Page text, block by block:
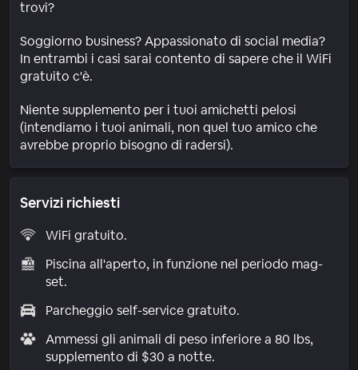
trovi?
Soggiorno business? Appassionato di social media?
In entrambi i casi sarai contento di sapere che il WiFi
gratuito c'è.
Niente supplemento per i tuoi amichetti pelosi
(intendiamo i tuoi animali, non quel tuo amico che
avrebbe proprio bisogno di radersi).
Servizi richiesti
WiFi gratuito.
Piscina all'aperto, in funzione nel periodo mag-
set.
Parcheggio self-service gratuito.
Ammessi gli animali di peso inferiore a 80 lbs,
supplemento di $30 a notte.